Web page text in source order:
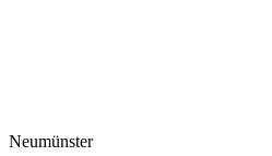
Neumünster